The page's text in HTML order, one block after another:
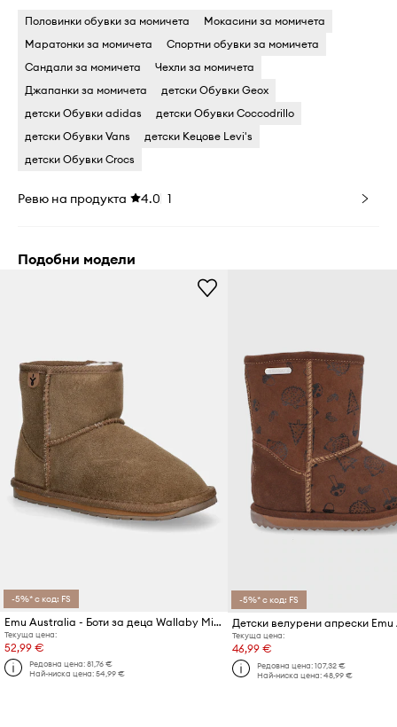
Половинки обувки за момичета
Мокасини за момичета
Маратонки за момичета
Спортни обувки за момичета
Сандали за момичета
Чехли за момичета
Джапанки за момичета
детски Обувки Geox
детски Обувки adidas
детски Обувки Coccodrillo
детски Обувки Vans
детски Кецове Levi's
детски Обувки Crocs
Ревю на продукта 4.0 1
Подобни модели
-5%* с код: FS
Emu Australia - Боти за деца Wallaby Mini CHES
Текуща цена:
52,99 €
Редовна цена:81,76 €
Най-ниска цена:54,99 €
-5%* с код: FS
Текуща цена:
46,99 €
Редовна цена:107,32 €
Най-ниска цена:48,99 €